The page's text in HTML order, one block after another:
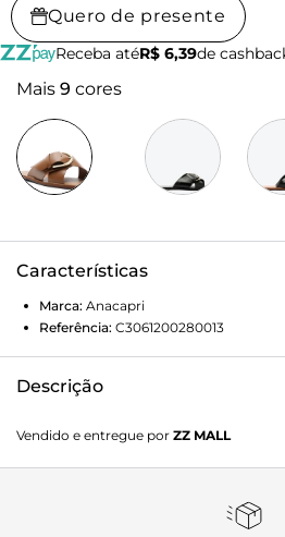
Quero de presente
Receba atéR$ 6,39de
Mais 9 cores
Características
Marca: Anacapri
Referência: C3061200280013
Descrição
fivela, na cor marrom. O
cabedal com duas tiras largas e
metálica ajustável em uma das
Vendido e entregue por ZZ MALL